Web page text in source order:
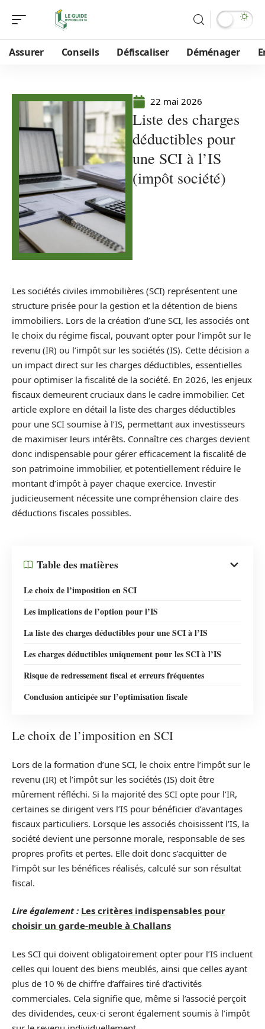
Assurer Conseils Défiscaliser Déménager
22 mai 2026
Liste des charges
déductibles pour
une SCI à l’IS
(impôt société)
Les sociétés civiles immobilières (SCI) représentent une
structure prisée pour la gestion et la détention de biens
immobiliers. Lors de la création d’une SCI, les associés ont
le choix du régime fiscal, pouvant opter pour l’impôt sur le
revenu (IR) ou l’impôt sur les sociétés (IS). Cette décision a
un impact direct sur les charges déductibles, essentielles
pour optimiser la fiscalité de la société. En 2026, les enjeux
fiscaux demeurent cruciaux dans le cadre immobilier. Cet
article explore en détail la liste des charges déductibles
pour une SCI soumise à l’IS, permettant aux investisseurs
de maximiser leurs intérêts. Connaître ces charges devient
donc indispensable pour gérer efficacement la fiscalité de
son patrimoine immobilier, et potentiellement réduire le
montant d’impôt à payer chaque exercice. Investir
judicieusement nécessite une compréhension claire des
déductions fiscales possibles.
Table des matières
Le choix de l’imposition en SCI
Les implications de l’option pour l’IS
La liste des charges déductibles pour une SCI à l’IS
Les charges déductibles uniquement pour les SCI à l’IS
Risque de redressement fiscal et erreurs fréquentes
Conclusion anticipée sur l’optimisation fiscale
Le choix de l’imposition en SCI
Lors de la formation d’une SCI, le choix entre l’impôt sur le
revenu (IR) et l’impôt sur les sociétés (IS) doit être
mûrement réfléchi. Si la majorité des SCI opte pour l’IR,
certaines se dirigent vers l’IS pour bénéficier d’avantages
fiscaux particuliers. Lorsque les associés choisissent l’IS, la
société devient une personne morale, responsable de ses
propres profits et pertes. Elle doit donc s’acquitter de
l’impôt sur les bénéfices réalisés, calculé sur son résultat
fiscal.
Lire également : Les critères indispensables pour
choisir un garde-meuble à Challans
Les SCI qui doivent obligatoirement opter pour l’IS incluent
celles qui louent des biens meublés, ainsi que celles ayant
plus de 10 % de chiffre d’affaires tiré d’activités
commerciales. Cela signifie que, même si l’associé perçoit
des dividendes, ceux-ci seront également soumis à l’impôt